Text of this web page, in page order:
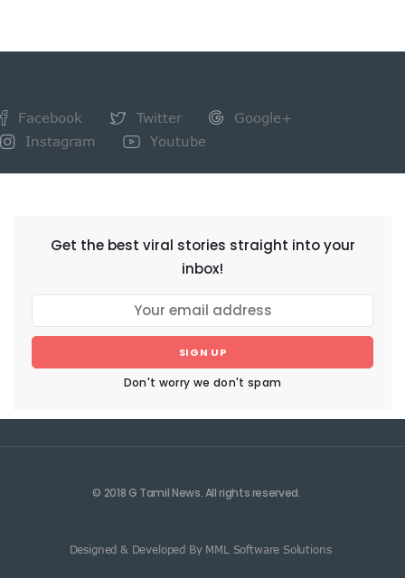
Facebook Twitter
Google+
Instagram
Youtube
Get the best viral stories straight into your
inbox!
SIGN UP
Don't worry we don't spam
© 2018 G Tamil News. All rights reserved.
Designed & Developed By MML Software Solutions